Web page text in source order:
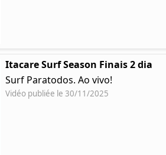
Itacare Surf Season Finais 2 dia
Surf Paratodos. Ao vivo!
Vidéo publiée le 30/11/2025